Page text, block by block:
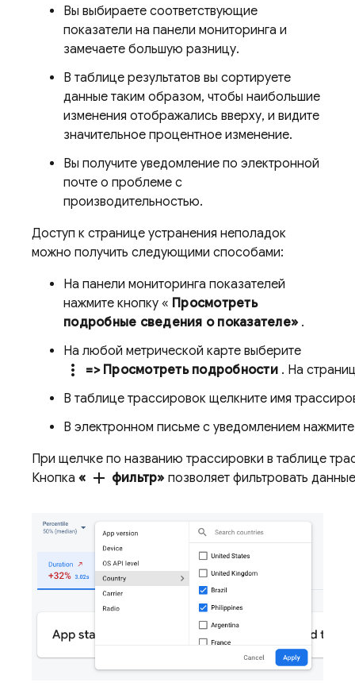
Вы выбираете соответствующие
показатели на панели мониторинга и
замечаете большую разницу.
В таблице результатов вы сортируете
данные таким образом, чтобы наибольшие
изменения отображались вверху, и видите
значительное процентное изменение.
Вы получите уведомление по электронной
почте о проблеме с
производительностью.
Доступ к странице устранения неполадок
можно получить следующими способами:
На панели мониторинга показателей
нажмите кнопку « Просмотреть
подробные сведения о показателе» .
На любой метрической карте выберите
more_vert => Просмотреть подробности. На
В таблице трассировок щелкните имя
В электронном письме с уведомлением
При щелчке по названию трассировки в таблице
Кнопка « add фильтр» позволяет фильтровать